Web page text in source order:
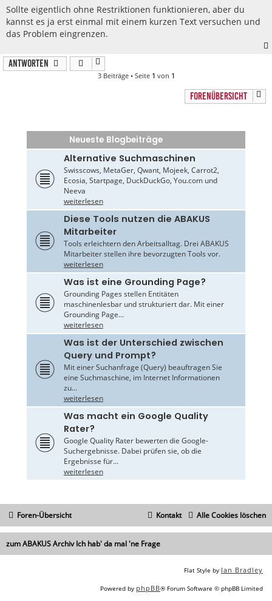
Sollte eigentlich ohne Restriktionen funktionieren, aber du
kannst es ja erst einmal mit einem kurzen Text versuchen und
das Problem eingrenzen.
Antworten
3 Beiträge • Seite 1 von 1
FORENÜBERSICHT
Neueste Blogbeiträge
Alternative Suchmaschinen
Swisscows, MetaGer, Qwant, Mojeek, Carrot2,
Ecosia, Startpage, DuckDuckGo, You.com und
Neeva
weiterlesen
Diese Tools nutzen die ABAKUS
Mitarbeiter
Tools erleichtern den Arbeitsalltag. Drei ABAKUS
Mitarbeiter stellen ihre bevorzugten Tools vor.
weiterlesen
Was ist eine Grounding Page?
Grounding Pages stellen Entitäten
maschinenlesbar und strukturiert dar. Mit einer
Grounding Page...
weiterlesen
Was ist der Unterschied zwischen
Query und Prompt?
Mit einer Suchanfrage (Query) beauftragen Sie
eine Suchmaschine, im Internet Informationen
zu...
weiterlesen
Was macht ein Google Quality
Rater?
Google Quality Rater bewerten die Google-
Suchergebnisse. Dabei prüfen sie, ob die
Ergebnisse für...
weiterlesen
Foren-Übersicht Alle Cookies löschen
Kontakt
zum ABAKUS Archiv Ich hab' da mal 'ne Frage
Flat Style by Ian Bradley
Powered by phpBB® Forum Software © phpBB Limited